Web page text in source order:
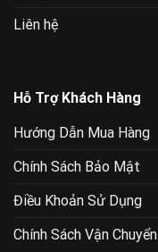
Liên hệ
Hỗ Trợ Khách Hàng
Hướng Dẫn Mua Hàng
Chính Sách Bảo Mật
Điều Khoản Sử Dụng
Chính Sách Vận Chuyển